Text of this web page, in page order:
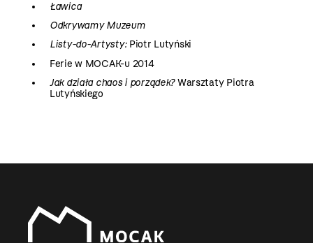
Ławica
Odkrywamy Muzeum
Listy-do-Artysty:Piotr Lutyński
Ferie w MOCAK-u 2014
Jak działa chaos i porządek?Warsztaty Piotra
Lutyńskiego